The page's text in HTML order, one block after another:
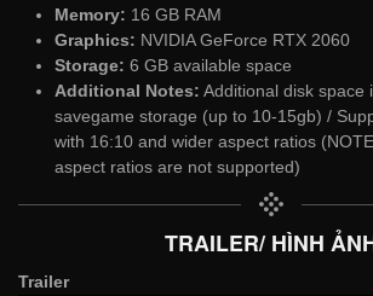
Memory: 16 GB RAM
Graphics: NVIDIA GeForce RTX 2060
Storage: 6 GB available space
Additional Notes: Additional disk space
savegame storage (up to 10-15gb) /
with 16:10 and wider aspect ratios
aspect ratios are not supported)
TRAILER/ HÌNH
Trailer